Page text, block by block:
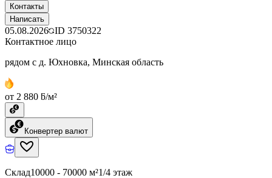
Контакты
Написать
05.08.2026 ID 3750322
Контактное лицо
рядом с д. Юхновка, Минская область
от 2 880 ƃ/м²
Конвертер валют
Склад10000 - 70000 м²1/4 этаж